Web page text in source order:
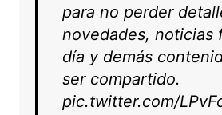
para no perder
novedades, noticias
día y demás
ser compartido.
pic.twitter.com/